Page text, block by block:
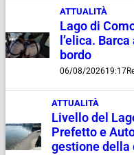
ATTUALITÀ
Lago di
l’elica.
bordo
06/08/202619:17
ATTUALITÀ
Livello del
Prefetto e
gestione della